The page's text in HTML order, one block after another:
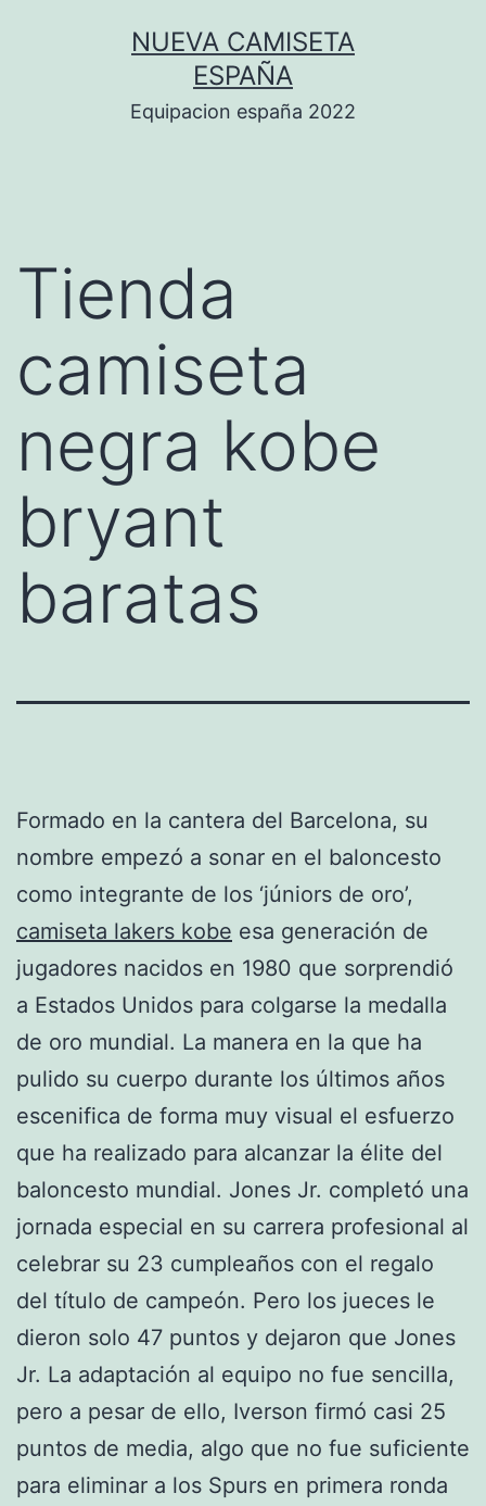
NUEVA CAMISETA
ESPAÑA
Equipacion españa 2022
Tienda
camiseta
negra kobe
bryant
baratas
Formado en la cantera del Barcelona, su
nombre empezó a sonar en el baloncesto
como integrante de los ‘júniors de oro’,
camiseta lakers kobe esa generación de
jugadores nacidos en 1980 que sorprendió
a Estados Unidos para colgarse la medalla
de oro mundial. La manera en la que ha
pulido su cuerpo durante los últimos años
escenifica de forma muy visual el esfuerzo
que ha realizado para alcanzar la élite del
baloncesto mundial. Jones Jr. completó una
jornada especial en su carrera profesional al
celebrar su 23 cumpleaños con el regalo
del título de campeón. Pero los jueces le
dieron solo 47 puntos y dejaron que Jones
Jr. La adaptación al equipo no fue sencilla,
pero a pesar de ello, Iverson firmó casi 25
puntos de media, algo que no fue suficiente
para eliminar a los Spurs en primera ronda